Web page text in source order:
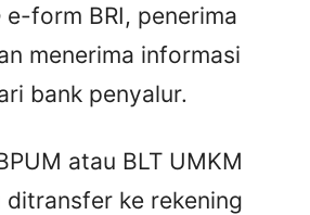
e-form BRI, penerima
menerima informasi
bank penyalur.
atau BLT UMKM
ditransfer ke rekening